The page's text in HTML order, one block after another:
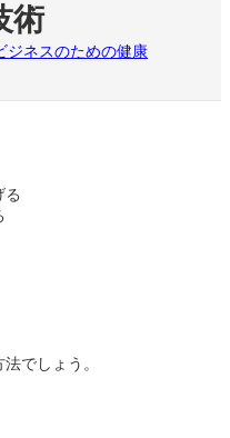
術
ジネスのための健康
る
でしょう。